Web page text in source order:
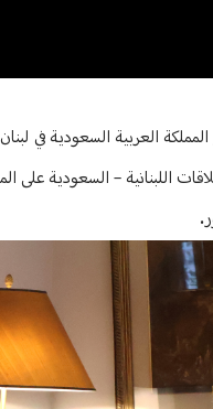
العربية السعودية في
اللبنانية – السعودية على